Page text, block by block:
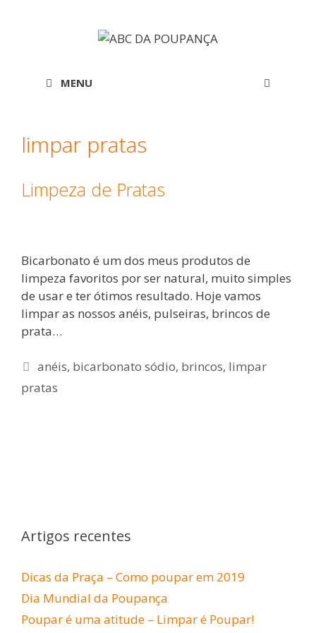
MENU
limpar pratas
Limpeza de Pratas
Bicarbonato é um dos meus produtos de
limpeza favoritos por ser natural, muito simples
de usar e ter ótimos resultado. Hoje vamos
limpar as nossos anéis, pulseiras, brincos de
prata…
Etiquetas
anéis, bicarbonato sódio, brincos, limpar
pratas
Artigos recentes
Dicas da Praça – Como poupar em 2019
Dia Mundial da Poupança
Poupar é uma atitude – Limpar é Poupar!